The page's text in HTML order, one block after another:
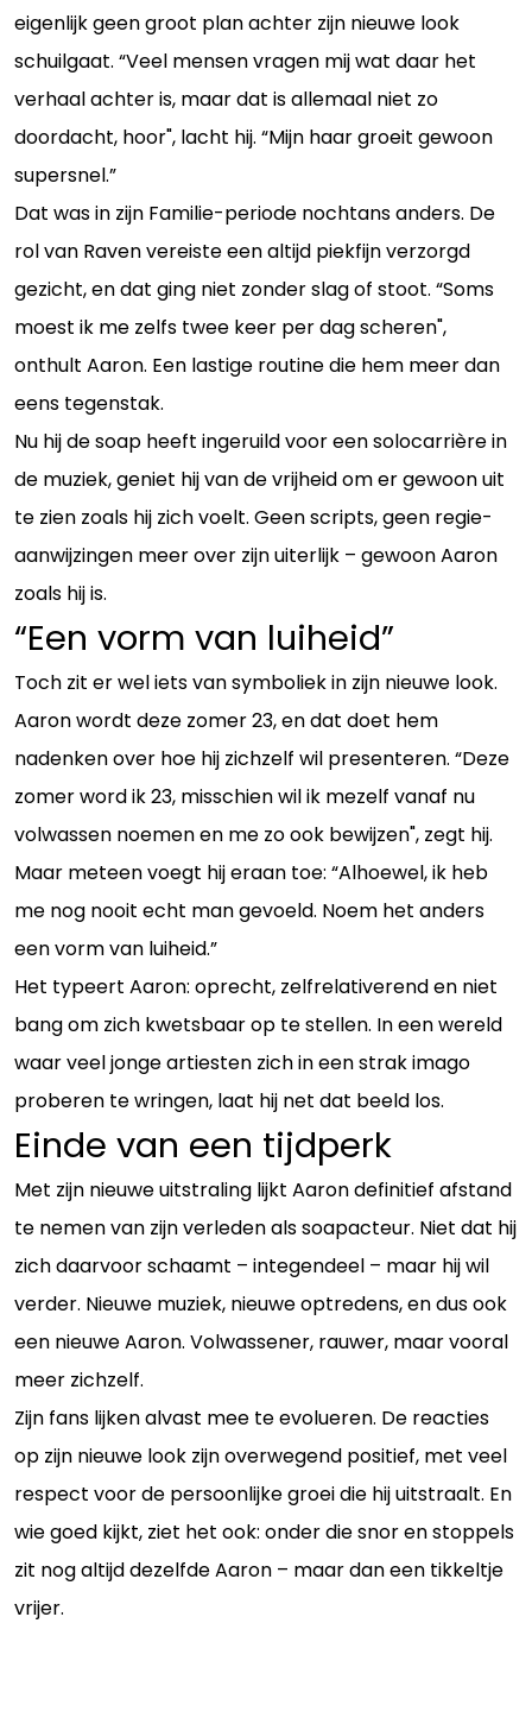
eigenlijk geen groot plan achter zijn nieuwe look
schuilgaat. “Veel mensen vragen mij wat daar het
verhaal achter is, maar dat is allemaal niet zo
doordacht, hoor", lacht hij. “Mijn haar groeit gewoon
supersnel.”
Dat was in zijn Familie-periode nochtans anders. De
rol van Raven vereiste een altijd piekfijn verzorgd
gezicht, en dat ging niet zonder slag of stoot. “Soms
moest ik me zelfs twee keer per dag scheren",
onthult Aaron. Een lastige routine die hem meer dan
eens tegenstak.
Nu hij de soap heeft ingeruild voor een solocarrière in
de muziek, geniet hij van de vrijheid om er gewoon uit
te zien zoals hij zich voelt. Geen scripts, geen regie-
aanwijzingen meer over zijn uiterlijk – gewoon Aaron
zoals hij is.
“Een vorm van luiheid”
Toch zit er wel iets van symboliek in zijn nieuwe look.
Aaron wordt deze zomer 23, en dat doet hem
nadenken over hoe hij zichzelf wil presenteren. “Deze
zomer word ik 23, misschien wil ik mezelf vanaf nu
volwassen noemen en me zo ook bewijzen", zegt hij.
Maar meteen voegt hij eraan toe: “Alhoewel, ik heb
me nog nooit echt man gevoeld. Noem het anders
een vorm van luiheid.”
Het typeert Aaron: oprecht, zelfrelativerend en niet
bang om zich kwetsbaar op te stellen. In een wereld
waar veel jonge artiesten zich in een strak imago
proberen te wringen, laat hij net dat beeld los.
Einde van een tijdperk
Met zijn nieuwe uitstraling lijkt Aaron definitief afstand
te nemen van zijn verleden als soapacteur. Niet dat hij
zich daarvoor schaamt – integendeel – maar hij wil
verder. Nieuwe muziek, nieuwe optredens, en dus ook
een nieuwe Aaron. Volwassener, rauwer, maar vooral
meer zichzelf.
Zijn fans lijken alvast mee te evolueren. De reacties
op zijn nieuwe look zijn overwegend positief, met veel
respect voor de persoonlijke groei die hij uitstraalt. En
wie goed kijkt, ziet het ook: onder die snor en stoppels
zit nog altijd dezelfde Aaron – maar dan een tikkeltje
vrijer.